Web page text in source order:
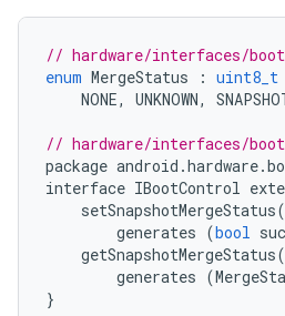
// hardware/interfaces/
enum MergeStatus : uint8_t
NONE, UNKNOWN,
// hardware/interfaces/
package android .hardware.
interface IBootControl
setSnapshotMergeStatus(
generates (bool
getSnapshotMergeStatus
generates (
}